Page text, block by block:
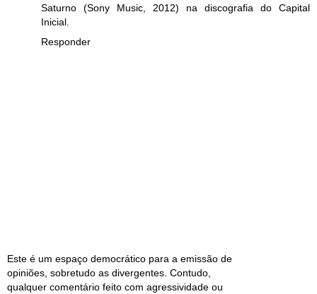
Saturno (Sony Music, 2012) na discografia do Capital
Inicial.
Responder
Este é um espaço democrático para a emissão de
opiniões, sobretudo as divergentes. Contudo,
qualquer comentário feito com agressividade ou